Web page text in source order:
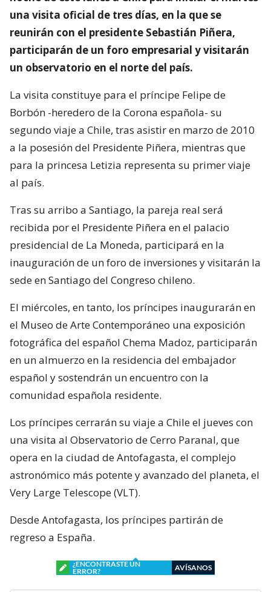
una visita oficial de tres días, en la que se
reunirán con el presidente Sebastián Piñera,
participarán de un foro empresarial y visitarán
un observatorio en el norte del país.
La visita constituye para el príncipe Felipe de
Borbón -heredero de la Corona española- su
segundo viaje a Chile, tras asistir en marzo de 2010
a la posesión del Presidente Piñera, mientras que
para la princesa Letizia representa su primer viaje
al país.
Tras su arribo a Santiago, la pareja real será
recibida por el Presidente Piñera en el palacio
presidencial de La Moneda, participará en la
inauguración de un foro de inversiones y visitarán la
sede en Santiago del Congreso chileno.
El miércoles, en tanto, los príncipes inaugurarán en
el Museo de Arte Contemporáneo una exposición
fotográfica del español Chema Madoz, participarán
en un almuerzo en la residencia del embajador
español y sostendrán un encuentro con la
comunidad española residente.
Los príncipes cerrarán su viaje a Chile el jueves con
una visita al Observatorio de Cerro Paranal, que
opera en la ciudad de Antofagasta, el complejo
astronómico más potente y avanzado del planeta, el
Very Large Telescope (VLT).
Desde Antofagasta, los príncipes partirán de
regreso a España.
¿ENCONTRASTE UN
ERROR?
AVÍSANOS